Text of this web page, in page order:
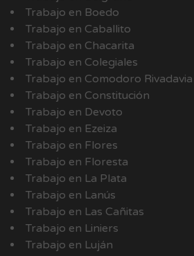
Trabajo en Boedo
Trabajo en Caballito
Trabajo en Chacarita
Trabajo en Colegiales
Trabajo en Comodoro Rivadavia
Trabajo en Constitución
Trabajo en Devoto
Trabajo en Ezeiza
Trabajo en Flores
Trabajo en Floresta
Trabajo en La Plata
Trabajo en Lanús
Trabajo en Las Cañitas
Trabajo en Liniers
Trabajo en Luján